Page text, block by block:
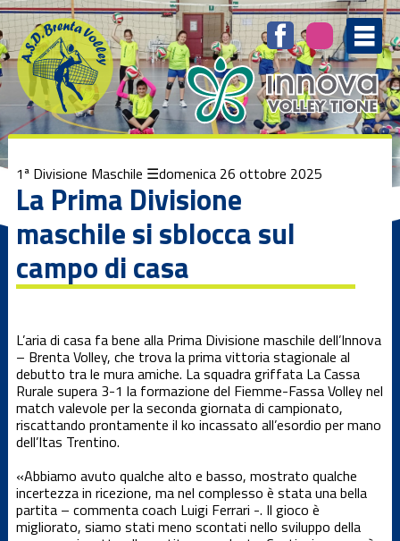
1ª Divisione Maschile domenica 26 ottobre 2025
La Prima Divisione
maschile si sblocca sul
campo di casa
L’aria di casa fa bene alla Prima Divisione maschile dell’Innova
– Brenta Volley, che trova la prima vittoria stagionale al
debutto tra le mura amiche. La squadra griffata La Cassa
Rurale supera 3-1 la formazione del Fiemme-Fassa Volley nel
match valevole per la seconda giornata di campionato,
riscattando prontamente il ko incassato all’esordio per mano
dell’Itas Trentino.
«Abbiamo avuto qualche alto e basso, mostrato qualche
incertezza in ricezione, ma nel complesso è stata una bella
partita – commenta coach Luigi Ferrari -. Il gioco è
migliorato, siamo stati meno scontati nello sviluppo della
degli
argomenti
delle
notizie:
1ª Divisione
femminile
1ª Divisione
Maschile
3ª Divisione
femminile
Beach Volley
Brenta
Kamp
Dalla società
News Locali
Nuovo